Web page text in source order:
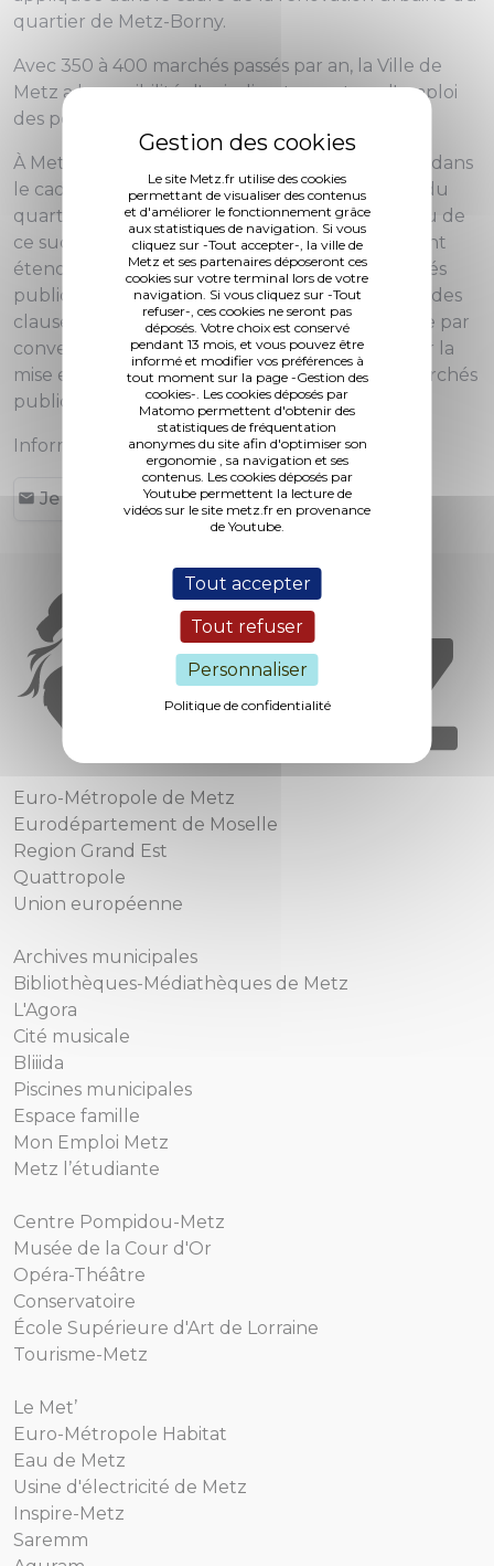
Le site Metz.fr utilise des cookies
permettant de visualiser des contenus
et d'améliorer le fonctionnement grâce
aux statistiques de navigation. Si vous
cliquez sur -Tout accepter-, la ville de
Metz et ses partenaires déposeront ces
cookies sur votre terminal lors de votre
navigation. Si vous cliquez sur -Tout
refuser-, ces cookies ne seront pas
déposés. Votre choix est conservé
pendant 13 mois, et vous pouvez être
informé et modifier vos préférences à
tout moment sur la page -Gestion des
cookies-. Les cookies déposés par
Matomo permettent d'obtenir des
statistiques de fréquentation
anonymes du site afin d'optimiser son
ergonomie , sa navigation et ses
contenus. Les cookies déposés par
Youtube permettent la lecture de
vidéos sur le site metz.fr en provenance
de Youtube.
Tout accepter
Tout refuser
Personnaliser
Politique de confidentialité
quartier de Metz-Borny.
Avec 350 à 400 marchés passés par an, la Ville de
Metz a la possibilité d'agir directement sur l'emploi
des personnes en situation difficile.
À Metz, 302 personnes ont accédé à un emploi dans
le cadre des opérations de rénovation urbaine du
quartier de Borny engagées depuis 2005. Au vu de
ce succès, la Ville de Metz et Metz Métropole ont
étendu les clauses d’insertion à d’autres marchés
publics. En 2011, un poste de chargé de mission des
clauses sociales mutualisé avec Metz Métropole par
conventionnement a été créé pour développer la
mise en œuvre des clauses sociales dans les marchés
publics de la ville et de l'agglomération.
Information :Service Metz Emploi Insertion
Je postule !
Euro-Métropole de Metz
Eurodépartement de Moselle
Region Grand Est
Quattropole
Union européenne
Archives municipales
Bibliothèques-Médiathèques de Metz
L'Agora
Cité musicale
Bliiida
Piscines municipales
Espace famille
Mon Emploi Metz
Metz l’étudiante
Centre Pompidou-Metz
Musée de la Cour d'Or
Opéra-Théâtre
Conservatoire
École Supérieure d'Art de Lorraine
Tourisme-Metz
Le Met’
Euro-Métropole Habitat
Eau de Metz
Usine d'électricité de Metz
Inspire-Metz
Saremm